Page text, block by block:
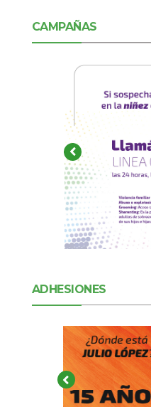
CAMPAÑAS
ADHESIONES